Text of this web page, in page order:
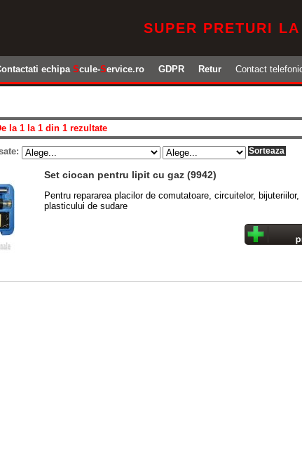
SUPER PRETURI LA
echipaScule-Service.ro GDPR Retur Contact
la 1 la 1 din 1 rezultate
Set ciocan pentru lipit cu gaz (9942)
Pentru repararea placilor de comutatoare, circuitelor,
plasticului de sudare